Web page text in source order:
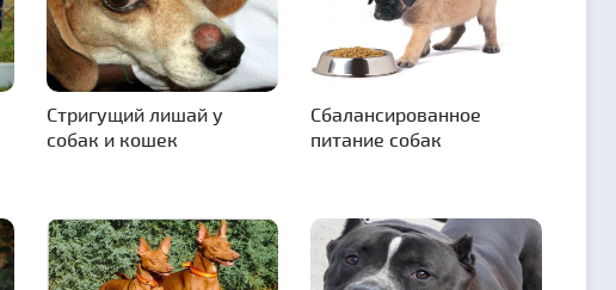
Стригущий лишай у
собак и кошек
Сбалансированное
питание собак